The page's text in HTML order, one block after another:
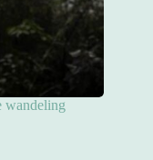
wandeling